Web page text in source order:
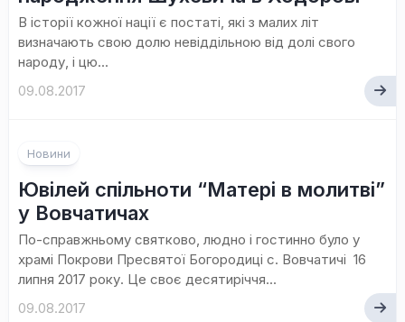
В історії кожної нації є постаті, які з малих літ
визначають свою долю невіддільною від долі свого
народу, і цю...
09.08.2017
Новини
Ювілей спільноти “Матері в молитві”
у Вовчатичах
По-справжньому святково, людно і гостинно було у
храмі Покрови Пресвятої Богородиці с. Вовчатичі 16
липня 2017 року. Це своє десятиріччя...
09.08.2017